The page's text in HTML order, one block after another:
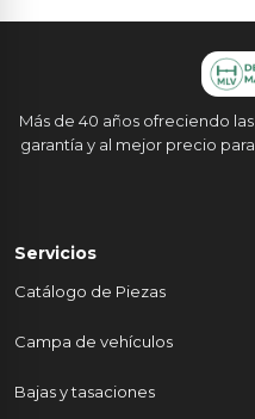
Más de 40 años ofreciendo
garantía y al mejor precio
Servicios
Catálogo de Piezas
Campa de vehículos
Bajas y tasaciones